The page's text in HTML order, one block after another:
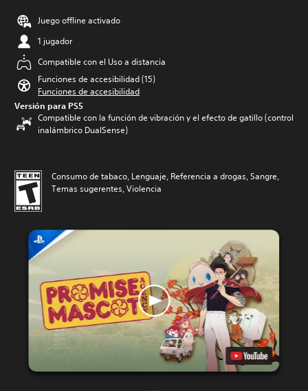
Juego offline activado
1 jugador
Compatible con el Uso a distancia
Funciones de accesibilidad (15)
Funciones de accesibilidad
Versión para PS5
Compatible con la función de vibración y el efecto de gatillo (control
inalámbrico DualSense)
Consumo de tabaco, Lenguaje, Referencia a drogas, Sangre,
Temas sugerentes, Violencia